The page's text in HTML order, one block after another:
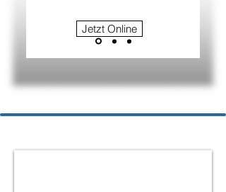
Jetzt Online